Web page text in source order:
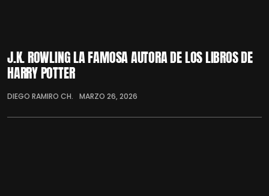
J.K. ROWLING LA FAMOSA AUTORA DE LOS LIBROS DE
HARRY POTTER
DIEGO RAMIRO CH. MARZO 26, 2026